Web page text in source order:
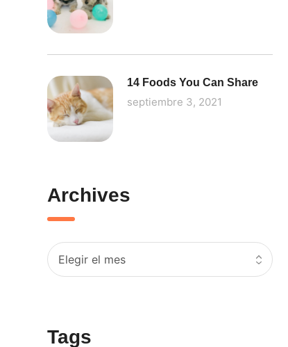
14 Foods You Can Share
septiembre 3, 2021
Archives
Tags